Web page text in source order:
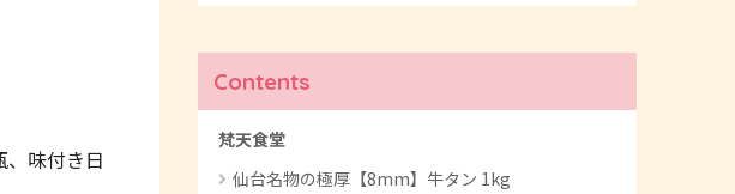
味付き日
Contents
梵天食堂
仙台名物の極厚【8mm】牛タン 1kg